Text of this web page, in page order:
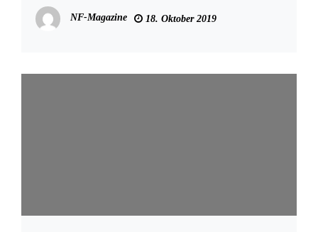
Gänsefraßschäden nicht länger
verzögern
NF-Magazine 18. Oktober 2019